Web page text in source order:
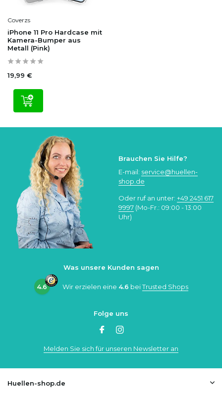
Coverzs
iPhone 11 Pro Hardcase mit
Kamera-Bumper aus
Metall (Pink)
19,99 €
Brauchen Sie Hilfe?
E-mail: service@huellen-
shop.de
Oder ruf an unter: +49 2451 617
9997 (Mo-Fr.: 09:00 - 13:00
Uhr)
Was unsere Kunden sagen
4.6 Wir erzielen eine 4.6 beiTrusted Shops
Folge uns
Melden Sie sich für unseren Newsletter an
Huellen-shop.de